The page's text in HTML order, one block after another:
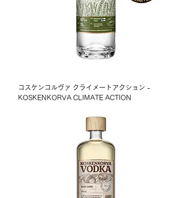
コスケンコルヴァ クライメートアクション -
KOSKENKORVA CLIMATE ACTION